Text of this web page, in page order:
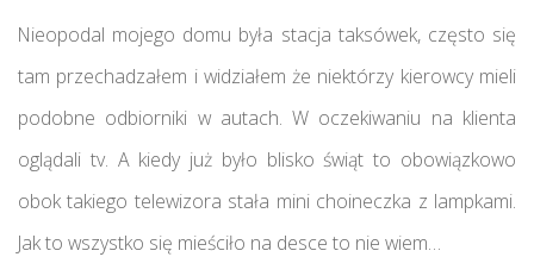
Nieopodal mojego domu była stacja taksówek, często się
tam przechadzałem i widziałem że niektórzy kierowcy mieli
podobne odbiorniki w autach. W oczekiwaniu na klienta
oglądali tv. A kiedy już było blisko świąt to obowiązkowo
obok takiego telewizora stała mini choineczka z lampkami.
Jak to wszystko się mieściło na desce to nie wiem…